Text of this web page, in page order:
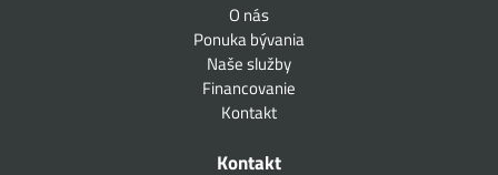
O nás
Ponuka bývania
Naše služby
Financovanie
Kontakt
Kontakt